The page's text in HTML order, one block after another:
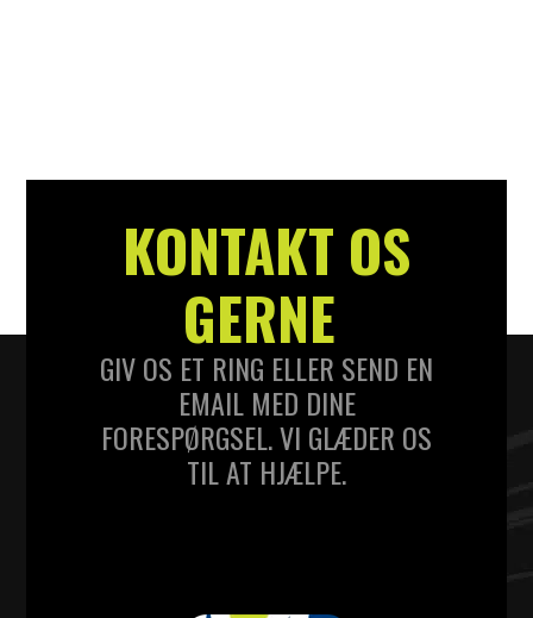
KONTAKT OS
GERNE
GIV OS ET RING ELLER SEND EN
EMAIL MED DINE
FORESPØRGSEL. VI GLÆDER OS
TIL AT HJÆLPE.